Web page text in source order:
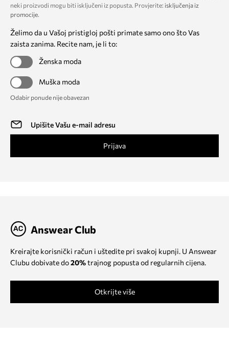
neki proizvodi mogu biti isključeni iz popusta. Provjerite: isključenja iz
promocije
Želimo da u Vašoj pristigloj pošti primate samo ono što Vas
zaista zanima. Recite nam, je li to:
Ženska moda
Muška moda
Odabir ponude nije obavezan
Prijava
Answear Club
Kreirajte korisnički račun i uštedite pri svakoj kupnji. U Answear
Clubu dobivate do20%trajnog popusta od regularnih cijena.
Otkrijte više